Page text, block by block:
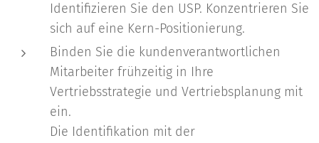
Identifizieren Sie den USP. Konzentrieren Sie
sich auf eine Kern-Positionierung.
Binden Sie die kundenverantwortlichen
Mitarbeiter frühzeitig in Ihre
Vertriebsstrategie und Vertriebsplanung mit
ein.
Die Identifikation mit der